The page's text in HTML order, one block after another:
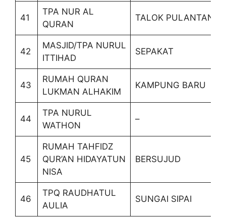
41
TPA NUR AL
QURAN
TALOK PULANTAN
42
MASJID/TPA NURUL
ITTIHAD
SEPAKAT
43
RUMAH QURAN
LUKMAN ALHAKIM
KAMPUNG BARU
44
TPA NURUL
WATHON
–
45
RUMAH TAHFIDZ
QUR’AN HIDAYATUN
NISA
BERSUJUD
46
TPQ RAUDHATUL
AULIA
SUNGAI SIPAI